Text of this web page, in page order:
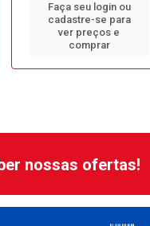
Faça seu login ou
cadastre-se para
ver preços e
comprar
nossas ofertas!